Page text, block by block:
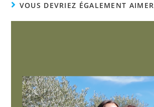
VOUS DEVRIEZ ÉGALEMENT AIMER